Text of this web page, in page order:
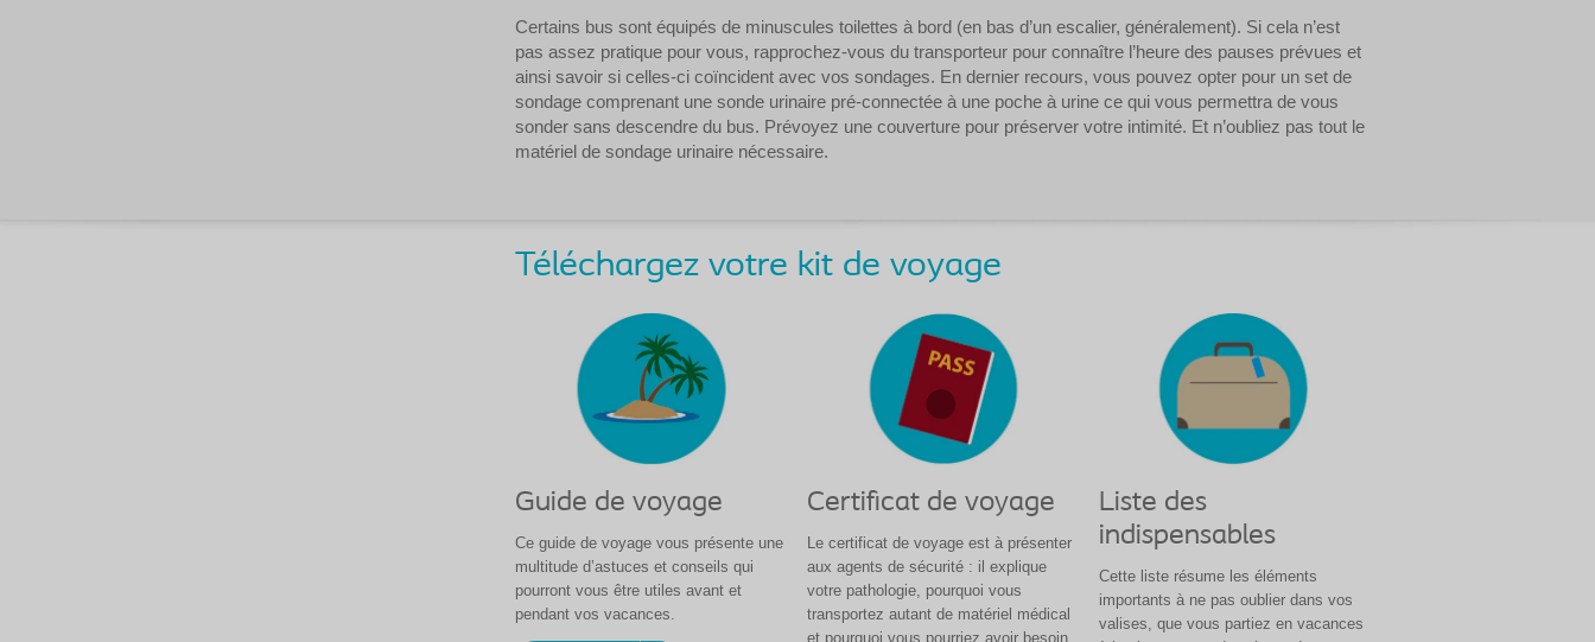
Certains bus sont équipés de minuscules toilettes à bord (en bas d’un escalier, généralement). Si cela n’est
pas assez pratique pour vous, rapprochez-vous du transporteur pour connaître l’heure des pauses prévues et
ainsi savoir si celles-ci coïncident avec vos sondages. En dernier recours, vous pouvez opter pour un set de
sondage comprenant une sonde urinaire pré-connectée à une poche à urine ce qui vous permettra de vous
sonder sans descendre du bus. Prévoyez une couverture pour préserver votre intimité. Et n’oubliez pas tout le
matériel de sondage urinaire nécessaire.
Téléchargez votre kit de voyage
Guide de voyage
Ce guide de voyage vous présente une
multitude d’astuces et conseils qui
pourront vous être utiles avant et
pendant vos vacances.
Certificat de voyage
Le certificat de voyage est à présenter
aux agents de sécurité : il explique
votre pathologie, pourquoi vous
transportez autant de matériel médical
et pourquoi vous pourriez avoir besoin
Liste des
indispensables
Cette liste résume les éléments
importants à ne pas oublier dans vos
valises, que vous partiez en vacances